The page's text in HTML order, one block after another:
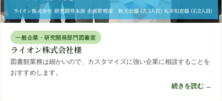
一般企業・研究開発部門図書室
ライオン株式会社様
図書館業務は細かいので、カスタマイズに強い企業に相談することを
おすすめします。
続きを読む →